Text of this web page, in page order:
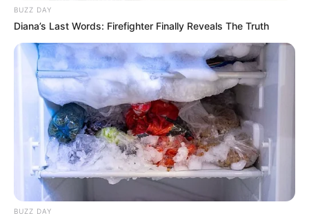
BUZZ DAY
Diana’s Last Words: Firefighter Finally Reveals The Truth
BUZZ DAY